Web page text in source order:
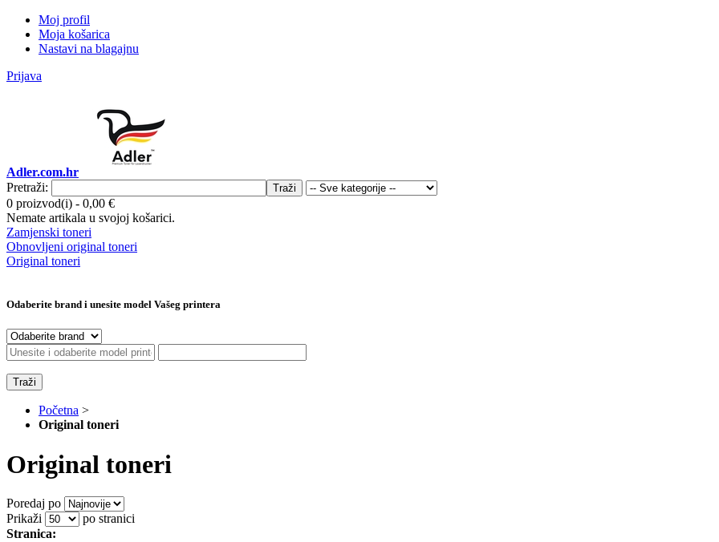
Moj profil
Moja košarica
Nastavi na blagajnu
Prijava
Adler.com.hr
Pretraži:
Traži
0 proizvod(i) - 0,00 €
Nemate artikala u svojoj košarici.
Zamjenski toneri
Obnovljeni original toneri
Original toneri
Odaberite brand i unesite model Vašeg printera
Traži
Početna >
Original toneri
Original toneri
Poredaj po
Prikaži
po stranici
Stranica: